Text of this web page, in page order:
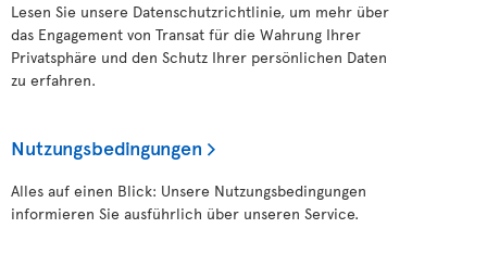
Lesen Sie unsere Datenschutzrichtlinie, um mehr über
das Engagement von Transat für die Wahrung Ihrer
Privatsphäre und den Schutz Ihrer persönlichen Daten
zu erfahren.
Nutzungsbedingungen
Alles auf einen Blick: Unsere Nutzungsbedingungen
informieren Sie ausführlich über unseren Service.